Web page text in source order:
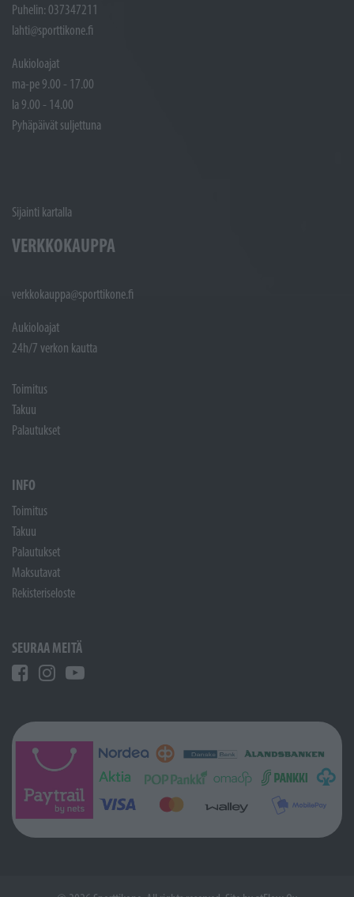
Puhelin: 037347211
lahti@sporttikone.fi
Aukioloajat
ma-pe 9.00 - 17.00
la 9.00 - 14.00
Pyhäpäivät suljettuna
Sijainti kartalla
VERKKOKAUPPA
verkkokauppa@sporttikone.fi
Aukioloajat
24h/7 verkon kautta
Toimitus
Takuu
Palautukset
INFO
Toimitus
Takuu
Palautukset
Maksutavat
Rekisteriseloste
SEURAA MEITÄ